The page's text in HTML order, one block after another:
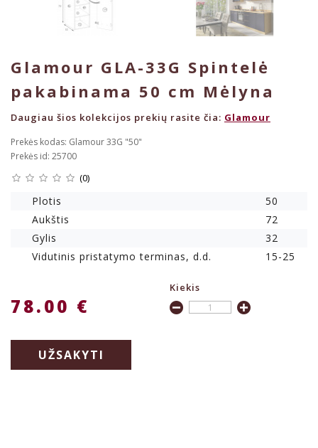
Glamour GLA-33G Spintelė
pakabinama 50 cm Mėlyna
Daugiau šios kolekcijos prekių rasite čia: Glamour
Prekės kodas: Glamour 33G "50"
Prekės id: 25700
(0)
Plotis
50
Aukštis
72
Gylis
32
Vidutinis pristatymo terminas, d.d.
15-25
78.00 €
Kiekis
UŽSAKYTI